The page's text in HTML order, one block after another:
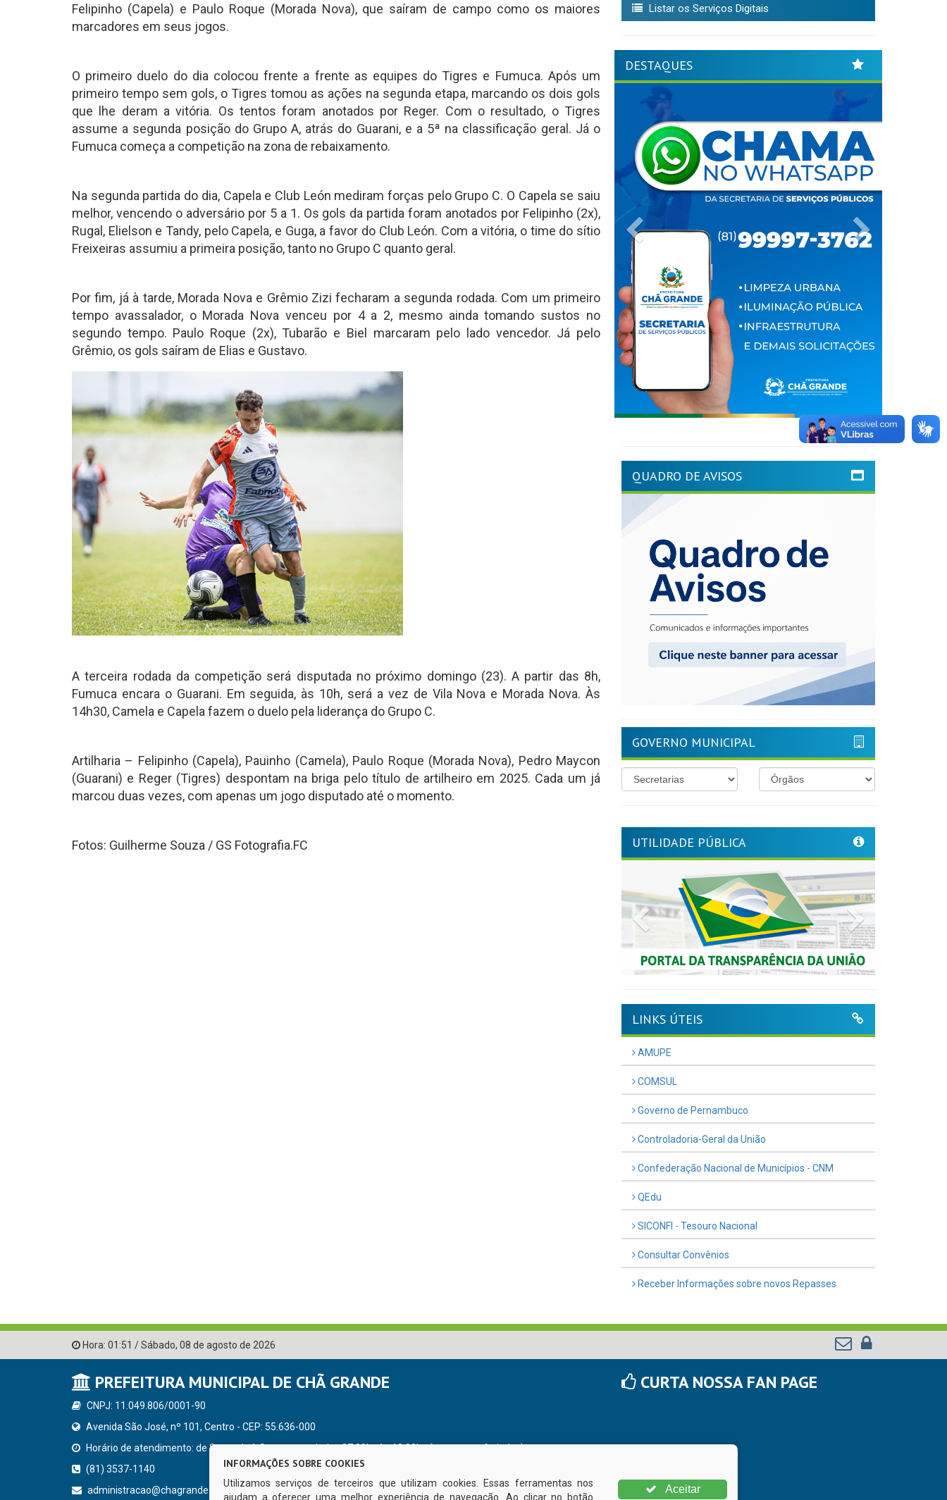
Felipinho (Capela) e Paulo Roque (Morada Nova), que saíram de campo como os maiores
marcadores em seus jogos.
O primeiro duelo do dia colocou frente a frente as equipes do Tigres e Fumuca. Após um
primeiro tempo sem gols, o Tigres tomou as ações na segunda etapa, marcando os dois gols
que lhe deram a vitória. Os tentos foram anotados por Reger. Com o resultado, o Tigres
assume a segunda posição do Grupo A, atrás do Guarani, e a 5ª na classificação geral. Já o
Fumuca começa a competição na zona de rebaixamento.
Na segunda partida do dia, Capela e Club León mediram forças pelo Grupo C. O Capela se saiu
melhor, vencendo o adversário por 5 a 1. Os gols da partida foram anotados por Felipinho (2x),
Rugal, Elielson e Tandy, pelo Capela, e Guga, a favor do Club León. Com a vitória, o time do sítio
Freixeiras assumiu a primeira posição, tanto no Grupo C quanto geral.
Por fim, já à tarde, Morada Nova e Grêmio Zizi fecharam a segunda rodada. Com um primeiro
tempo avassalador, o Morada Nova venceu por 4 a 2, mesmo ainda tomando sustos no
segundo tempo. Paulo Roque (2x), Tubarão e Biel marcaram pelo lado vencedor. Já pelo
Grêmio, os gols saíram de Elias e Gustavo.
A terceira rodada da competição será disputada no próximo domingo (23). A partir das 8h,
Fumuca encara o Guarani. Em seguida, às 10h, será a vez de Vila Nova e Morada Nova. Às
14h30, Camela e Capela fazem o duelo pela liderança do Grupo C.
Artilharia – Felipinho (Capela), Pauinho (Camela), Paulo Roque (Morada Nova), Pedro Maycon
(Guarani) e Reger (Tigres) despontam na briga pelo título de artilheiro em 2025. Cada um já
marcou duas vezes, com apenas um jogo disputado até o momento.
Fotos: Guilherme Souza / GS Fotografia.FC
Listar os Serviços Digitais
DESTAQUES
Previous
QUADRO DE AVISOS
GOVERNO MUNICIPAL
UTILIDADE PÚBLICA
Previous
LINKS ÚTEIS
AMUPE
COMSUL
Governo de Pernambuco
Controladoria-Geral da União
Confederação Nacional de Municípios - CNM
QEdu
SICONFI - Tesouro Nacional
Consultar Convênios
Receber Informações sobre novos Repasses
Hora: 01:51 /Sábado, 08 de agosto de 2026
PREFEITURA MUNICIPAL DE CHÃ GRANDE
CNPJ: 11.049.806/0001-90
Avenida São José, nº 101, Centro - CEP: 55.636-000
Horário de atendimento: de Segunda à Sexta, a partir das 07:00hs às 13:00hs (exceto nos feriados)
(81) 3537-1140
administracao@chagrande.pe.gov.br
CURTA NOSSA FAN PAGE
INFORMAÇÕES SOBRE COOKIES
Utilizamos serviços de terceiros que utilizam cookies. Essas ferramentas nos
ajudam a oferecer uma melhor experiência de navegação. Ao clicar no botão
Aceitar